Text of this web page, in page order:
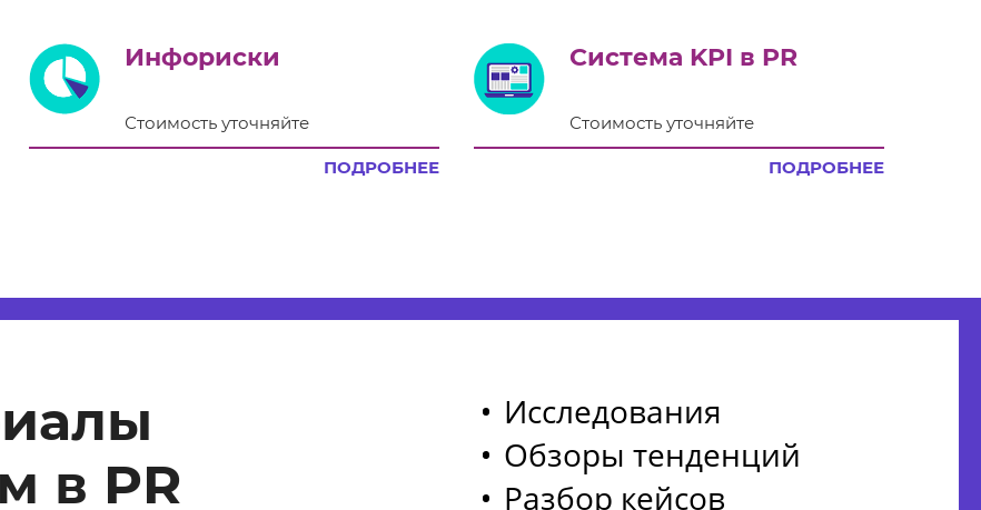
Инфориски
Стоимость уточняйте
ПОДРОБНЕЕ
Система KPI в PR
Стоимость уточняйте
ПОДРОБНЕЕ
в PR
Исследования
Обзоры тенденций
Разбор кейсов